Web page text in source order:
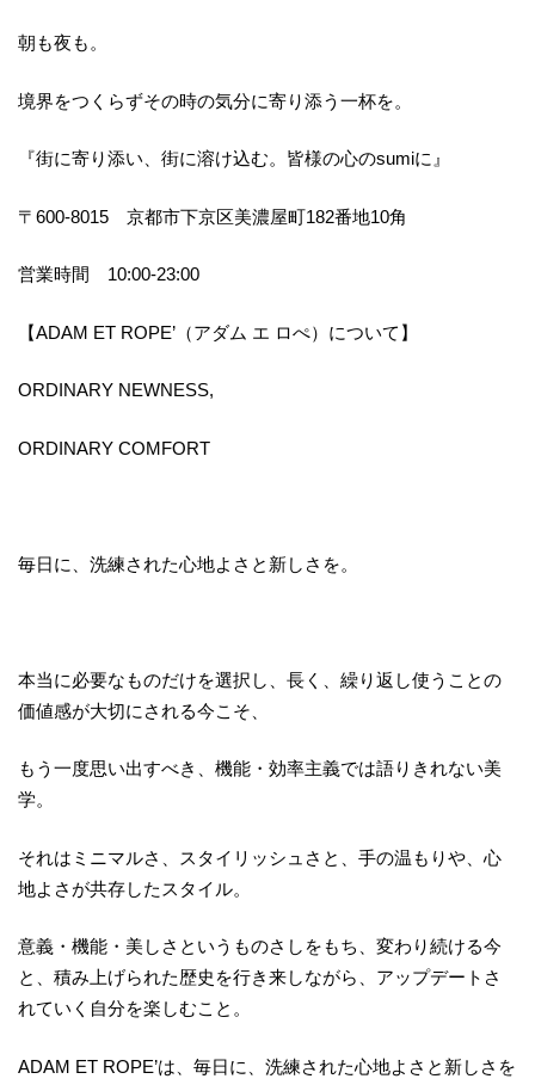
朝も夜も。
境界をつくらずその時の気分に寄り添う一杯を。
『街に寄り添い、街に溶け込む。皆様の心のsumiに』
〒600-8015 京都市下京区美濃屋町182番地10角
営業時間 10:00-23:00
【ADAM ET ROPE’（アダム エ ロぺ）について】
ORDINARY NEWNESS,
ORDINARY COMFORT
毎日に、洗練された心地よさと新しさを。
本当に必要なものだけを選択し、長く、繰り返し使うことの
価値感が大切にされる今こそ、
もう一度思い出すべき、機能・効率主義では語りきれない美
学。
それはミニマルさ、スタイリッシュさと、手の温もりや、心
地よさが共存したスタイル。
意義・機能・美しさというものさしをもち、変わり続ける今
と、積み上げられた歴史を行き来しながら、アップデートさ
れていく自分を楽しむこと。
ADAM ET ROPE’は、毎日に、洗練された心地よさと新しさを